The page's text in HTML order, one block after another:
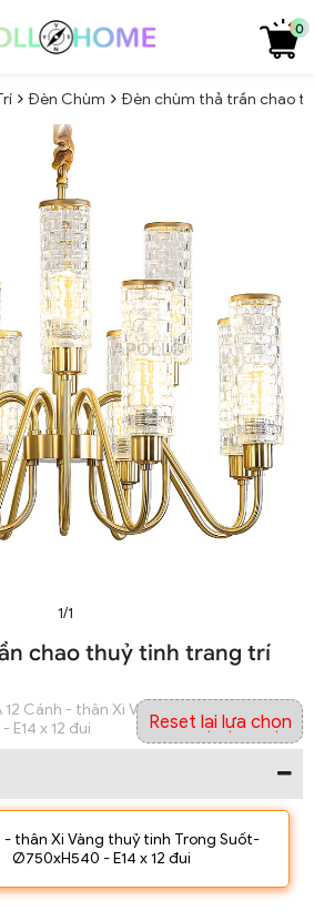
0
Đèn Chùm Đèn chùm thả trần chao
1/1
chao thuỷ tinh trang trí
Cánh - thân Xi Vàng thuỷ tinh Trong
x 12 đui
- thân Xi Vàng thuỷ tinh Trong Suốt-
Ø750xH540 - E14 x 12 đui
Reset lại lựa chọn